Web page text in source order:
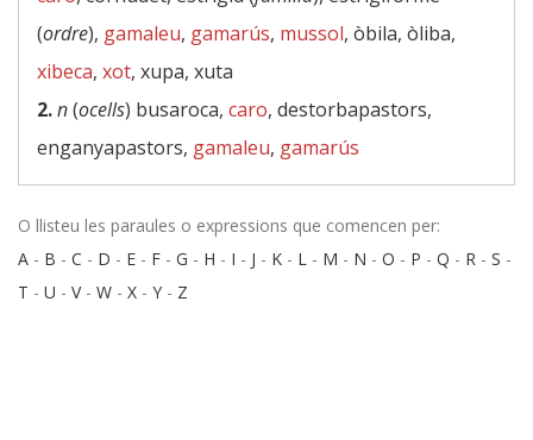
(ordre), gamaleu, gamarús, mussol, òbila, òliba,
xibeca, xot, xupa, xuta
2.n(ocells) busaroca, caro, destorbapastors,
enganyapastors, gamaleu, gamarús
O llisteu les paraules o expressions que comencen per:
A - B - C - D - E - F - G - H - I - J - K - L - M - N - O - P - Q - R - S -
T - U - V- W - X - Y - Z